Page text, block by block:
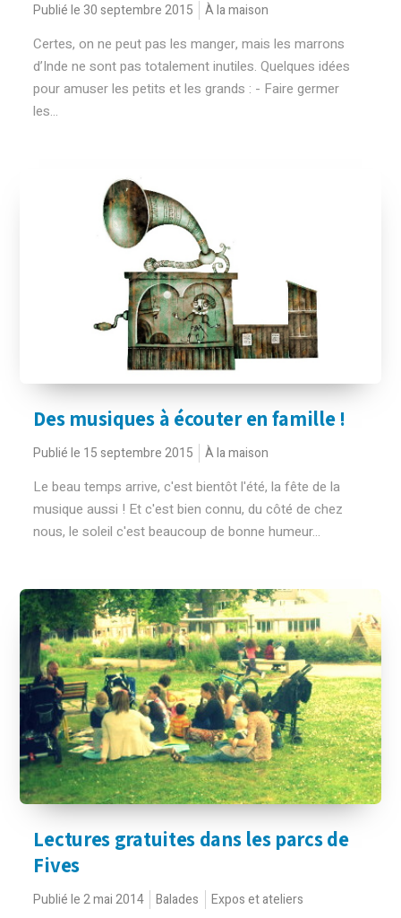
Publié le 30 septembre 2015 À la maison
Certes, on ne peut pas les manger, mais les marrons
d’Inde ne sont pas totalement inutiles. Quelques idées
pour amuser les petits et les grands : - Faire germer
les...
Des musiques à écouter en famille !
Publié le 15 septembre 2015 À la maison
Le beau temps arrive, c'est bientôt l'été, la fête de la
musique aussi ! Et c'est bien connu, du côté de chez
nous, le soleil c'est beaucoup de bonne humeur...
Lectures gratuites dans les parcs de
Fives
Publié le 2 mai 2014 Balades Expos et ateliers